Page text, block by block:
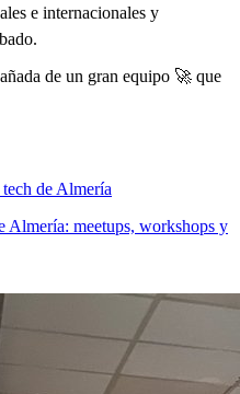
e internacionales y
de un gran equipo 🚀 que
de Almería
Almería: meetups, workshops y